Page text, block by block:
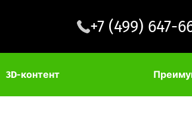
+7 (499) 647-
3D-контент